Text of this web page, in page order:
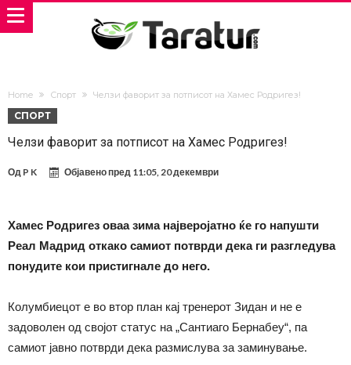
Home Спорт Челзи фаворит за потписот на Хамес Родригез!
СПОРТ
Челзи фаворит за потписот на Хамес Родригез!
Од P K Објавено пред 11:05, 20 декември
Хамес Родригез оваа зима најверојатно ќе го напушти
Реал Мадрид откако самиот потврди дека ги разгледува
понудите кои пристигнале до него.
Колумбиецот е во втор план кај тренерот Зидан и не е
задоволен од својот статус на „Сантиаго Бернабеу“, па
самиот јавно потврди дека размислува за заминување.